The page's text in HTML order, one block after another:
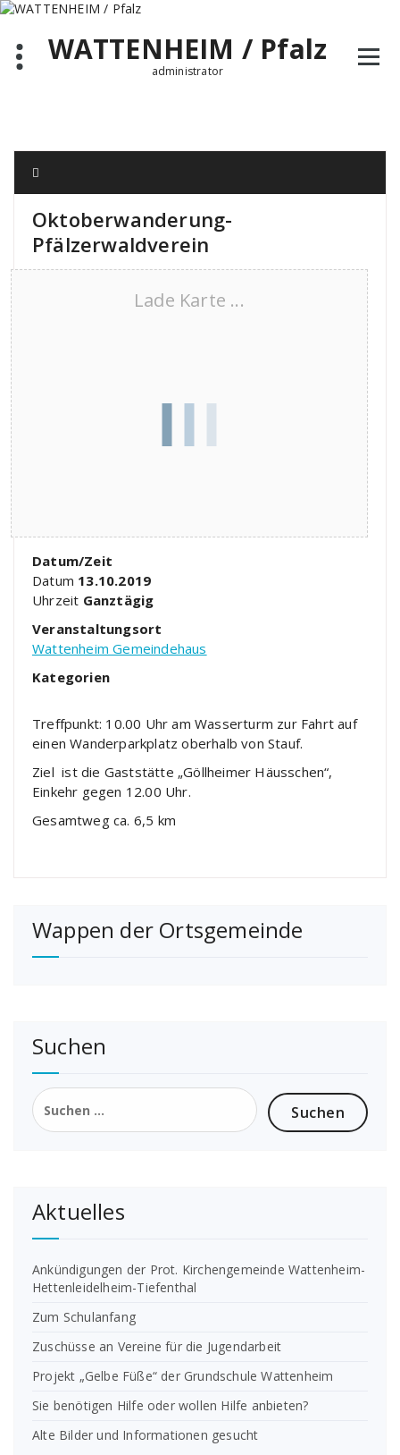
Zum
springenWATTENHEIM / Pfalz
administrator
Oktoberwanderung-
Pfälzerwaldverein
Lade Karte ...
Datum/Zeit
Datum 13.10.2019
Uhrzeit Ganztägig
Veranstaltungsort
Wattenheim Gemeindehaus
Kategorien
Treffpunkt: 10.00 Uhr am Wasserturm zur Fahrt auf
einen Wanderparkplatz oberhalb von Stauf.
Ziel ist die Gaststätte „Göllheimer Häusschen“,
Einkehr gegen 12.00 Uhr.
Gesamtweg ca. 6,5 km
Wappen der Ortsgemeinde
Suchen
Suchen
nach:
Aktuelles
Ankündigungen der Prot. Kirchengemeinde Wattenheim-
Hettenleidelheim-Tiefenthal
Zum Schulanfang
Zuschüsse an Vereine für die Jugendarbeit
Projekt „Gelbe Füße“ der Grundschule Wattenheim
Sie benötigen Hilfe oder wollen Hilfe anbieten?
Alte Bilder und Informationen gesucht